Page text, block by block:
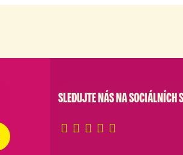
SLEDUJTE NÁS NA SOCIÁLNÍCH